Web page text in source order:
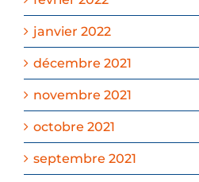
janvier 2022
décembre 2021
novembre 2021
octobre 2021
septembre 2021